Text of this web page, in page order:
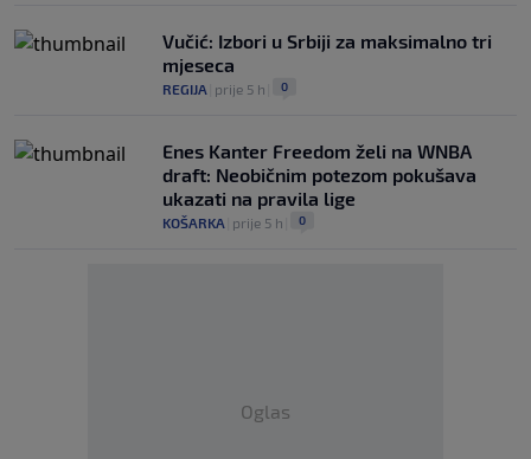
Vučić: Izbori u Srbiji za maksimalno tri
mjeseca
REGIJA prije 5 h 0
Enes Kanter Freedom želi na WNBA
draft: Neobičnim potezom pokušava
ukazati na pravila lige
KOŠARKA prije 5 h 0
Oglas